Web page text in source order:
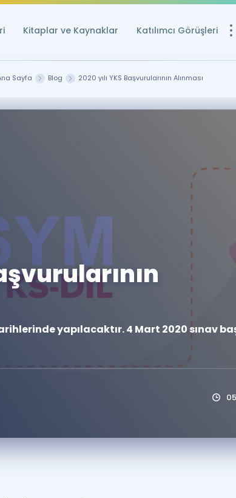
Kitaplar ve Kaynaklar Katılımcı Görüşleri
Ücretsiz
Puan
YDS ve YÖKDİL
Rehberlik Aracı
YDS ve
ÖSYM Sınav
Tüm ÖSYM
Kampanyalar
Eğitim ve
Blog
YDS - YÖKDİL
İngilizce Gramer
Sayfa Blog 2020 yılı YKS Başvurularının Alınması
yapılacaktır. 4 Mart 2020 sınav